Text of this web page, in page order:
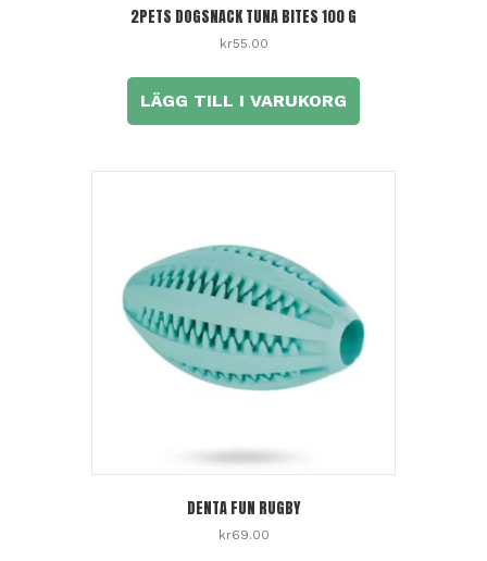
2PETS DOGSNACK TUNA BITES 100 G
kr55.00
LÄGG TILL I VARUKORG
DENTA FUN RUGBY
kr69.00